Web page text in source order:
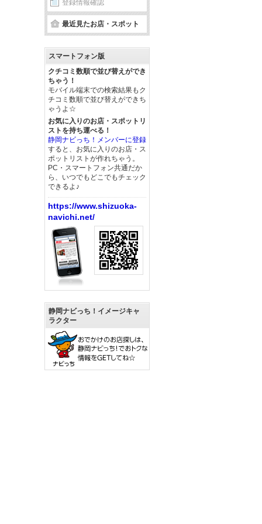
登録情報確認
最近見たお店・スポット
スマートフォン版
クチコミ数順で並び替えができ
ちゃう！
モバイル端末での検索結果もク
チコミ数順で並び替えができち
ゃうよ☆
お気に入りのお店・スポットリ
ストを持ち運べる！
静岡ナビっち！メンバーに登録
すると、お気に入りのお店・ス
ポットリストが作れちゃう。
PC・スマートフォン共通だか
ら、いつでもどこでもチェック
できるよ♪
https://www.shizuoka-
navichi.net/
静岡ナビっち！イメージキャ
ラクター